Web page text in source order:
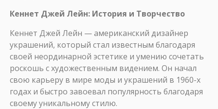
Кеннет Джей Лейн: История и Творчество
Кеннет Джей Лейн — американский дизайнер
украшений, который стал известным благодаря
своей неординарной эстетике и умению сочетать
роскошь с художественным видением. Он начал
свою карьеру в мире моды и украшений в 1960-х
годах и быстро завоевал популярность благодаря
своему уникальному стилю.